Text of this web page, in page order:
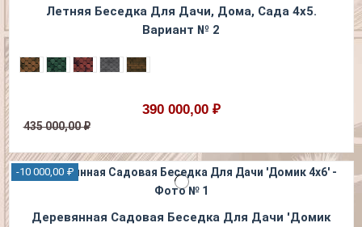
Летняя Беседка Для Дачи, Дома, Сада 4х5.
Вариант № 2
390 000,00 ₽
435 000,00 ₽
-10 000,00 ₽
Деревянная Садовая Беседка Для Дачи 'Домик